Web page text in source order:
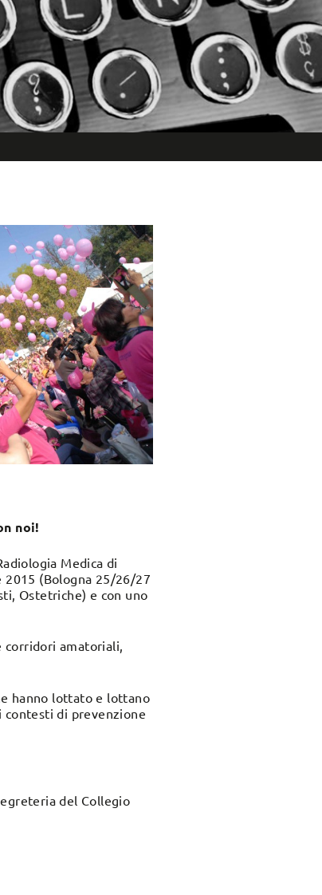
noi!
Medica di
2015 (Bologna 25/26/27
Ostetriche) e con uno
corridori amatoriali,
hanno lottato e lottano
contesti di prevenzione
del Collegio